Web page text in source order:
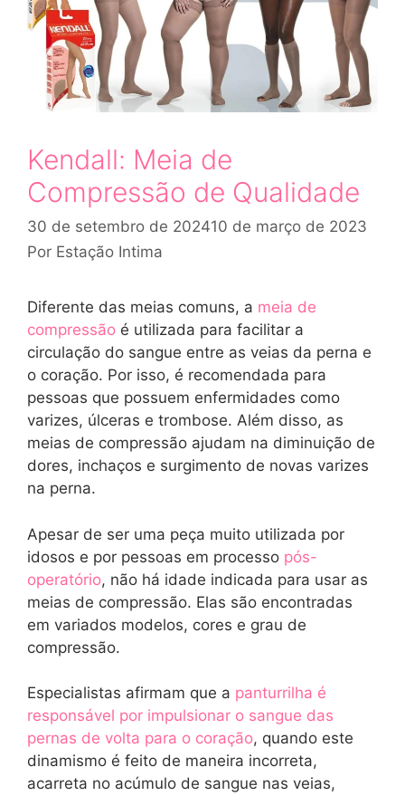
Kendall: Meia de
Compressão de Qualidade
30 de setembro de 202410 de março de 2023
Por Estação Intima
Diferente das meias comuns, a meia de
compressão é utilizada para facilitar a
circulação do sangue entre as veias da perna e
o coração. Por isso, é recomendada para
pessoas que possuem enfermidades como
varizes, úlceras e trombose. Além disso, as
meias de compressão ajudam na diminuição de
dores, inchaços e surgimento de novas varizes
na perna.
Apesar de ser uma peça muito utilizada por
idosos e por pessoas em processo pós-
operatório, não há idade indicada para usar as
meias de compressão. Elas são encontradas
em variados modelos, cores e grau de
compressão.
Especialistas afirmam que a panturrilha é
responsável por impulsionar o sangue das
pernas de volta para o coração, quando este
dinamismo é feito de maneira incorreta,
acarreta no acúmulo de sangue nas veias,